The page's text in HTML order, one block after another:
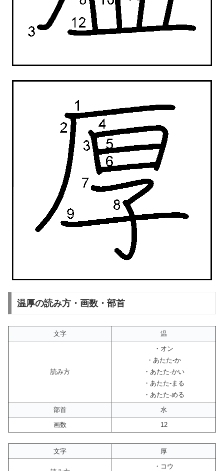
温厚の読み方・画数・部首
文字 温
読み方
・オン
・あたた-か
・あたた-かい
・あたた-まる
・あたた-める
部首
水
画数
12
文字 厚
・コウ